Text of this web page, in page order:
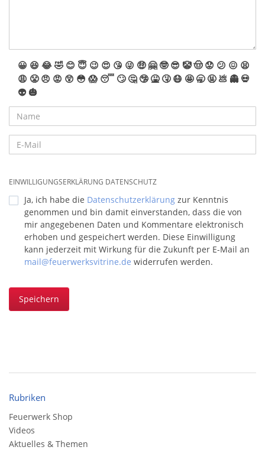
😀 😆 😂🤣 😊 😇 😉 😍 😘 😜 🤑 🤗 🤓 😎 🤡🤠 😟 😕 😖 😫
😩 😤 😠 😡 😲 😳 😱 😴 🙄 🤔 🤥 🤮 🤧 😷 🤩 🥱 🤬 💩 👻 💀
👽 🎃
EINWILLIGUNGSERKLÄRUNG DATENSCHUTZ
Ja, ich habe die Datenschutzerklärung zur Kenntnis
genommen und bin damit einverstanden, dass die von
mir angegebenen Daten und Kommentare elektronisch
erhoben und gespeichert werden. Diese Einwilligung
kann jederzeit mit Wirkung für die Zukunft per E-Mail an
mail@feuerwerksvitrine.de widerrufen werden.
Speichern
Rubriken
Feuerwerk Shop
Videos
Aktuelles & Themen